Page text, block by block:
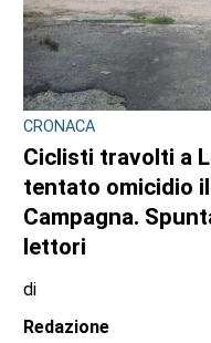
CRONACA
Ciclisti travolti a
tentato omicidio il
Campagna.
lettori